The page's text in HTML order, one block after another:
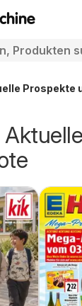
Prospekte